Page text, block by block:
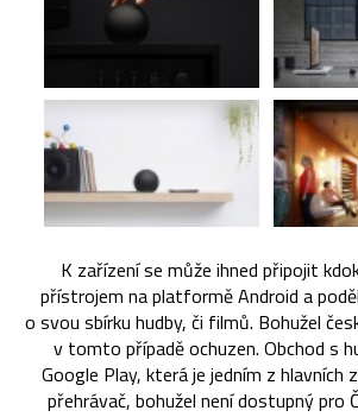
K zařízení se může ihned připojit
přístrojem na platformě Android a
o svou sbírku hudby, či filmů. Bohužel
v tomto případě ochuzen. Obchod s
Google Play, která je jedním z hlavních
přehrávač, bohužel není dostupný pro